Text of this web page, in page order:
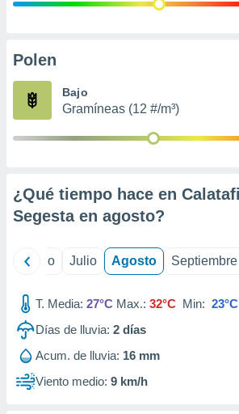
publicidad
de
Polen
Bajo
Gramíneas (12 #/m³)
¿Qué tiempo hace en
Segesta en agosto?
Junio Julio Agosto Septiembre
T. Media: 27°C Max.: 32°C Min: 23°C
Días de lluvia: 2 días
Acum. de lluvia: 16 mm
Viento medio: 9 km/h